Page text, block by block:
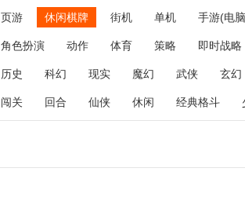
页游 休闲棋牌 街机 单机 手游(电
角色扮演 动作 体育 策略
即时战略
恋爱 第三人称射击 棋类 牌类 麻将
历史 科幻 现实 魔幻 武侠 玄幻
闯关 回合 仙侠 休闲 经典格斗